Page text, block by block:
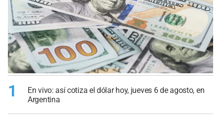
1
En vivo: así cotiza el dólar hoy, jueves 6 de agosto, en
Argentina